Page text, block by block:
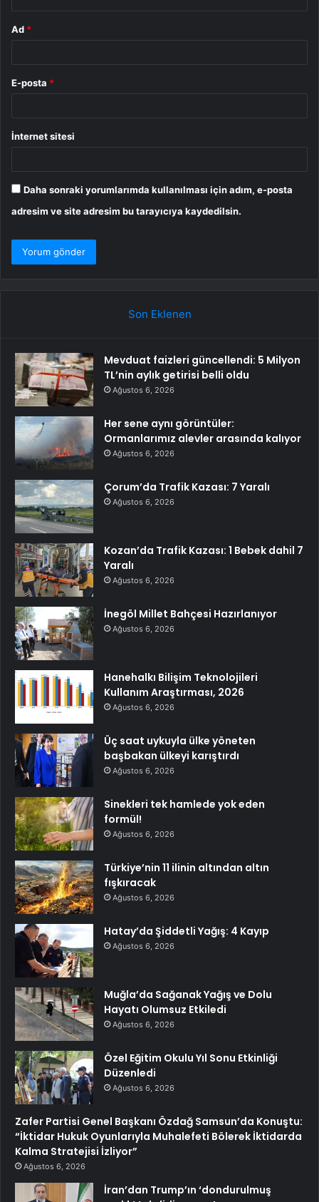
Ad *
E-posta *
İnternet sitesi
Daha sonraki yorumlarımda kullanılması için adım, e-posta
adresim ve site adresim bu tarayıcıya kaydedilsin.
Son Eklenen
Mevduat faizleri güncellendi: 5 Milyon
TL’nin aylık getirisi belli oldu
Ağustos 6, 2026
Her sene aynı görüntüler:
Ormanlarımız alevler arasında kalıyor
Ağustos 6, 2026
Çorum’da Trafik Kazası: 7 Yaralı
Ağustos 6, 2026
Kozan’da Trafik Kazası: 1 Bebek dahil 7
Yaralı
Ağustos 6, 2026
İnegöl Millet Bahçesi Hazırlanıyor
Ağustos 6, 2026
Hanehalkı Bilişim Teknolojileri
Kullanım Araştırması, 2026
Ağustos 6, 2026
Üç saat uykuyla ülke yöneten
başbakan ülkeyi karıştırdı
Ağustos 6, 2026
Sinekleri tek hamlede yok eden
formül!
Ağustos 6, 2026
Türkiye’nin 11 ilinin altından altın
fışkıracak
Ağustos 6, 2026
Hatay’da Şiddetli Yağış: 4 Kayıp
Ağustos 6, 2026
Muğla’da Sağanak Yağış ve Dolu
Hayatı Olumsuz Etkiledi
Ağustos 6, 2026
Özel Eğitim Okulu Yıl Sonu Etkinliği
Düzenledi
Ağustos 6, 2026
Zafer Partisi Genel Başkanı Özdağ Samsun’da Konuştu:
“İktidar Hukuk Oyunlarıyla Muhalefeti Bölerek İktidarda
Kalma Stratejisi İzliyor”
Ağustos 6, 2026
İran’dan Trump’ın ‘dondurulmuş